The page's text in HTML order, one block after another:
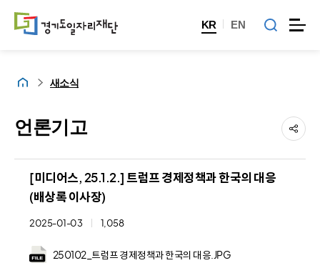
KR EN
홈 새소식
언론기고
[미디어스, 25.1.2.] 트럼프 경제정책과 한국의 대응
(배상록 이사장)
2025-01-03 1,058
250102_트럼프 경제정책과 한국의 대응.JPG